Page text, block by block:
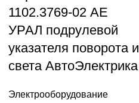
1102.3769-02 АЕ
УРАЛ подрулевой
указателя поворота и
света АвтоЭлектрика
Электрооборудование